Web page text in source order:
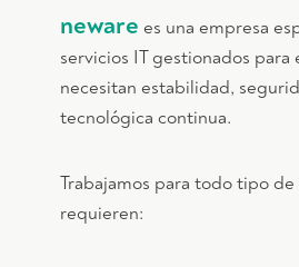
neware es una empresa
servicios IT gestionados para
necesitan estabilidad,
tecnológica continua.
Trabajamos para todo tipo
requieren: